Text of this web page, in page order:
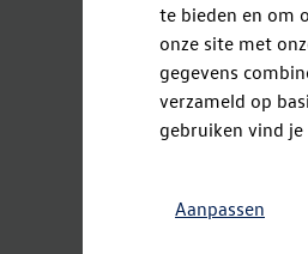
te bieden en om
onze site met
gegevens
verzameld op
gebruiken vind je
Aanpassen